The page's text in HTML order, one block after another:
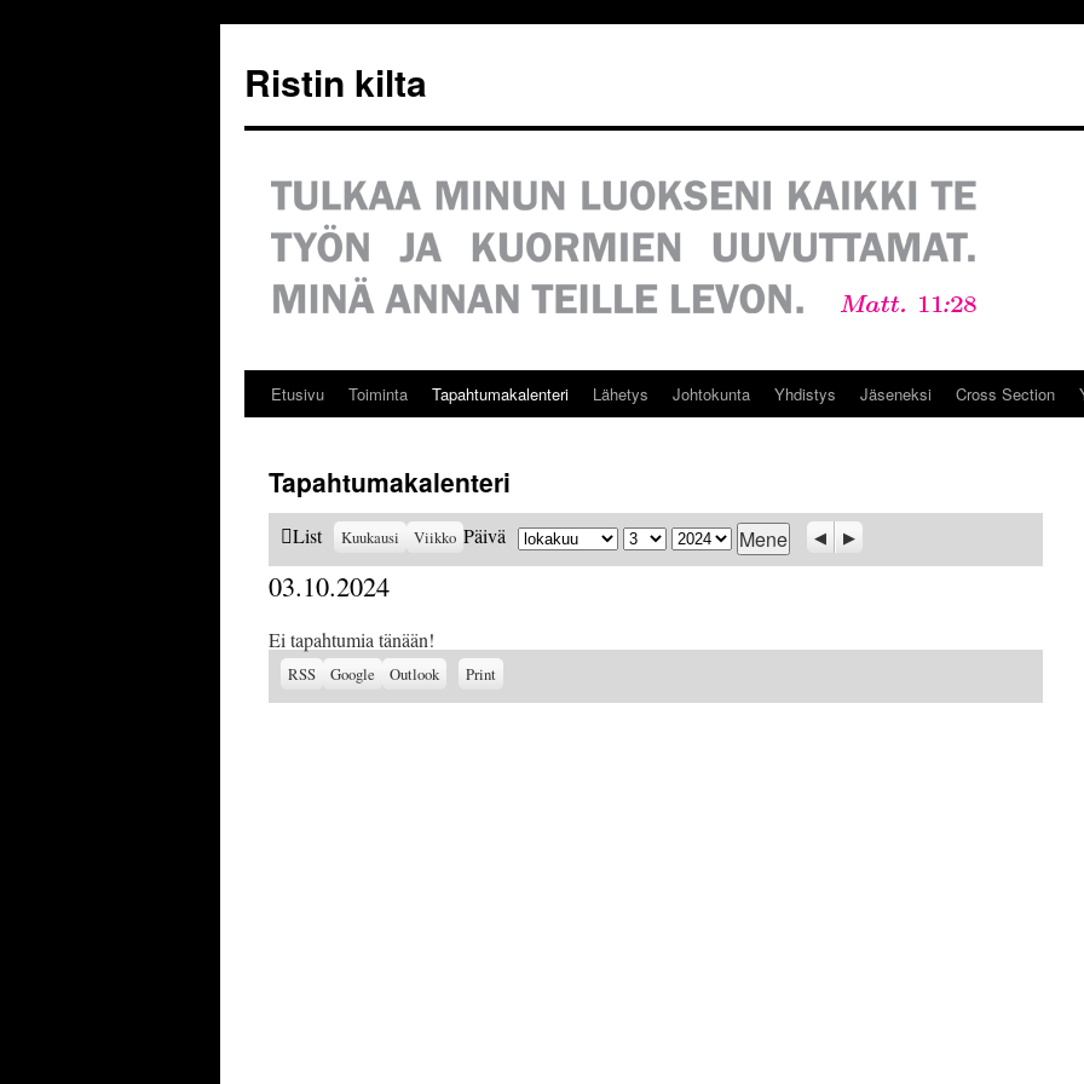
Ristin kilta
Etusivu Toiminta Tapahtumakalenteri Lähetys Johtokunta Yhdistys Jäseneksi Cross Section
Tapahtumakalenteri
View
as
List Kuukausi Viikko Päivä Kuukausi PäiväVuosi Previous
Seuraava
03.10.2024
Ei tapahtumia tänään!
RSS
Subscribe
Google
Subscribe
Outlook Print